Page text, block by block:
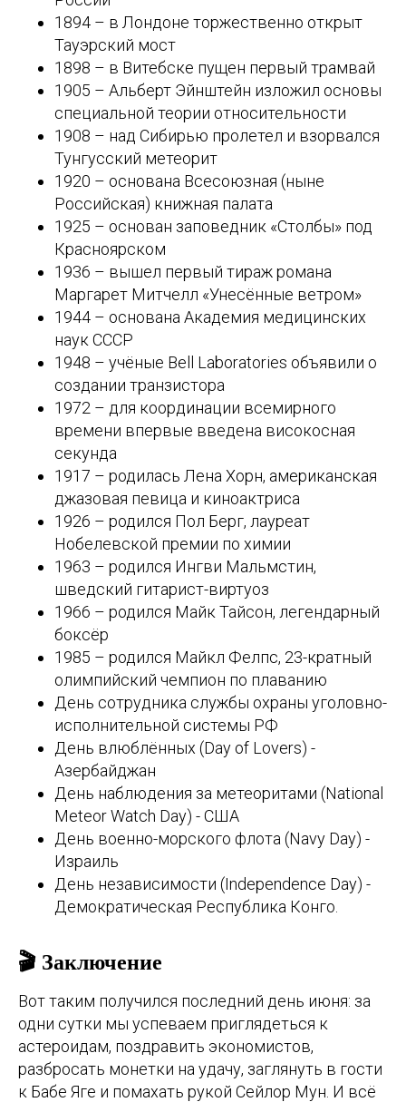
1894 – в Лондоне торжественно открыт
Тауэрский мост
1898 – в Витебске пущен первый трамвай
1905 – Альберт Эйнштейн изложил основы
специальной теории относительности
1908 – над Сибирью пролетел и взорвался
Тунгусский метеорит
1920 – основана Всесоюзная (ныне
Российская) книжная палата
1925 – основан заповедник «Столбы» под
Красноярском
1936 – вышел первый тираж романа
Маргарет Митчелл «Унесённые ветром»
1944 – основана Академия медицинских
наук СССР
1948 – учёные Bell Laboratories объявили о
создании транзистора
1972 – для координации всемирного
времени впервые введена високосная
секунда
1917 – родилась Лена Хорн, американская
джазовая певица и киноактриса
1926 – родился Пол Берг, лауреат
Нобелевской премии по химии
1963 – родился Ингви Мальмстин,
шведский гитарист-виртуоз
1966 – родился Майк Тайсон, легендарный
боксёр
1985 – родился Майкл Фелпс, 23-кратный
олимпийский чемпион по плаванию
День сотрудника службы охраны уголовно-
исполнительной системы РФ
День влюблённых (Day of Lovers) -
Азербайджан
День наблюдения за метеоритами (National
Meteor Watch Day) - США
День военно-морского флота (Navy Day) -
Израиль
День независимости (Independence Day) -
Демократическая Республика Конго.
🎬 Заключение
Вот таким получился последний день июня: за
одни сутки мы успеваем приглядеться к
астероидам, поздравить экономистов,
разбросать монетки на удачу, заглянуть в гости
к Бабе Яге и помахать рукой Сейлор Мун. И всё